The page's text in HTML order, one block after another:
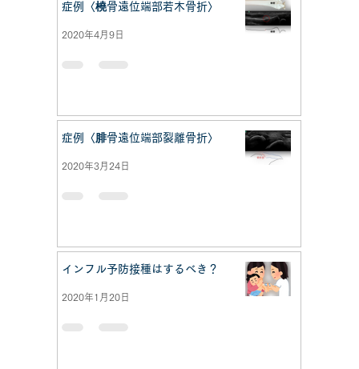
症例〈橈骨遠位端部若木骨折〉
2020年4月9日
症例〈腓骨遠位端部裂離骨折〉
2020年3月24日
インフル予防接種はするべき？
2020年1月20日